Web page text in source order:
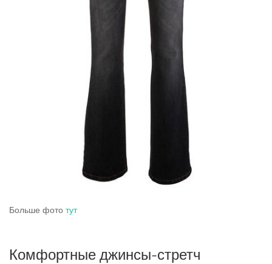
Больше фото тут
Комфортные джинсы-стретч